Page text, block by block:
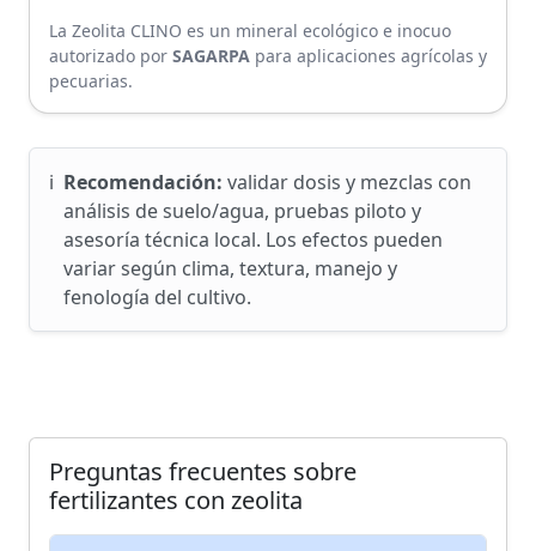
La Zeolita CLINO es un mineral ecológico e inocuo
autorizado por SAGARPA para aplicaciones agrícolas y
pecuarias.
ℹ️ Recomendación: validar dosis y mezclas con
análisis de suelo/agua, pruebas piloto y
asesoría técnica local. Los efectos pueden
variar según clima, textura, manejo y
fenología del cultivo.
Preguntas frecuentes sobre
fertilizantes con zeolita